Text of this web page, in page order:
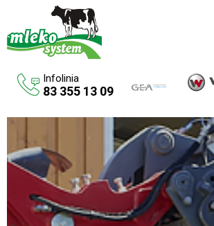
Maszyny rolnicze
Budowa budynków inwentarskich
Systemy udojowe konwencjonalne
Infolinia
83 355 13 09